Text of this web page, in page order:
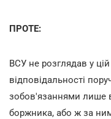
ПРОТЕ:
ВСУ не розглядав у
відповідальності
зобов'язаннями лише
боржника, або ж за